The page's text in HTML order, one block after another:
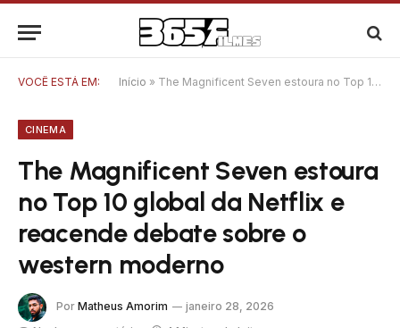
VOCÊ ESTÁ EM: Início » The Magnificent Seven estoura no Top 10 global da Netflix e reacende debate sobre o western moderno
CINEMA
The Magnificent Seven estoura
no Top 10 global da Netflix e
reacende debate sobre o
western moderno
Por Matheus Amorim
janeiro 28, 2026